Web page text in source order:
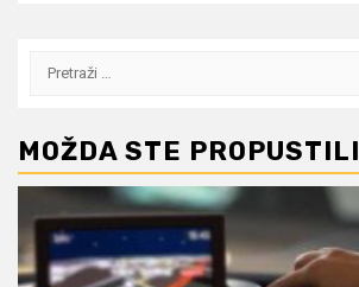
Pretraži:
MOŽDA STE PROPUSTILI